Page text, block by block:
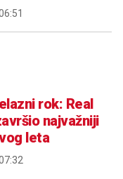
rok: Real
najvažniji
leta